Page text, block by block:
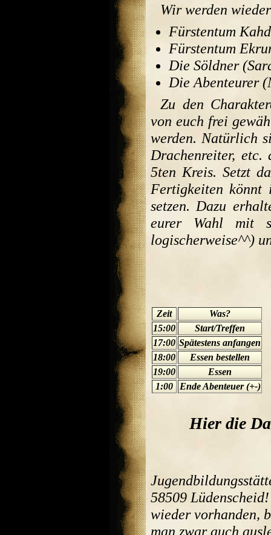
Wir werden
Fürstentum
Fürstentum
Die Söldner
Die Abenteurer
Zu den
von euch frei
werden. Natürlich
Drachenreiter, etc.
5ten Kreis. Setzt
Fertigkeiten könnt
setzen. Dazu
eurer Wahl mit
logischerweise^^)
Zeit
Was?
15:00
Start/Treffen
17:00 Spätestens anfangen
18:00
Essen bestellen
19:00
Essen
1:00
Ende Abenteuer (+-)
Hier die
58509
wieder vorhanden,
man zwar auch